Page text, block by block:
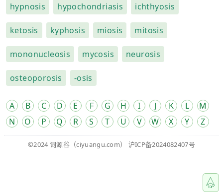
hypnosis hypochondriasis ichthyosis
ketosis kyphosis miosis mitosis
mononucleosis mycosis neurosis
osteoporosis -osis
A B C D E F G H I J K L
M
N
O P Q R S T U V W X Y Z
©2024 词源谷 （ciyuangu.com） 沪ICP备2024082407号